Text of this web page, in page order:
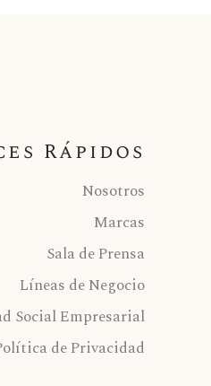
Rápidos
Nosotros
Marcas
Sala de Prensa
Líneas de Negocio
Social Empresarial
de Privacidad